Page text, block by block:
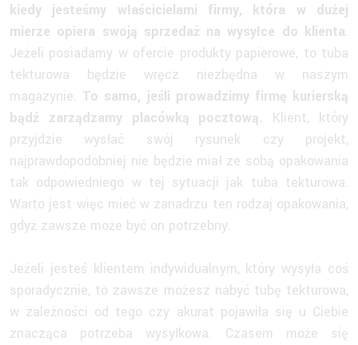
kiedy jesteśmy właścicielami firmy, która w dużej
mierze opiera swoją sprzedaż na wysyłce do klienta.
Jeżeli posiadamy w ofercie produkty papierowe, to tuba
tekturowa będzie wręcz niezbędna w naszym
magazynie. To samo, jeśli prowadzimy firmę kurierską
bądź zarządzamy placówką pocztową. Klient, który
przyjdzie wysłać swój rysunek czy projekt,
najprawdopodobniej nie będzie miał ze sobą opakowania
tak odpowiedniego w tej sytuacji jak tuba tekturowa.
Warto jest więc mieć w zanadrzu ten rodzaj opakowania,
gdyż zawsze może być on potrzebny.
Jeżeli jesteś klientem indywidualnym, który wysyła coś
sporadycznie, to zawsze możesz nabyć tubę tekturowa,
w zależności od tego czy akurat pojawiła się u Ciebie
znacząca potrzeba wysyłkowa. Czasem może się